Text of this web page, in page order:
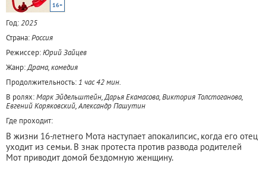
16+
Год:2025
Страна:Россия
Режиссер:Юрий Зайцев
Жанр:Драма, комедия
Продолжительность: 1 час 42 мин.
В ролях:Марк Эйдельштейн, Дарья Екамасова, Виктория Толстоганова,
Евгений Коряковский, Александр Пашутин
Где проходит:
В жизни 16-летнего Мота наступает апокалипсис, когда его отец
уходит из семьи. В знак протеста против развода родителей
Мот приводит домой бездомную женщину.